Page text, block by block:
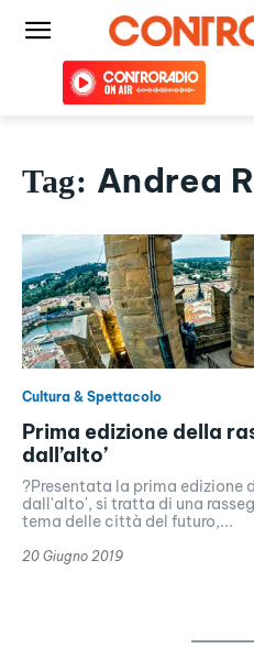
Tag: Andrea
Cultura & Spettacolo
Prima edizione della
dall’alto’
?Presentata la prima edizione
dall'alto', si tratta di una
tema delle città del futuro,...
20 Giugno 2019